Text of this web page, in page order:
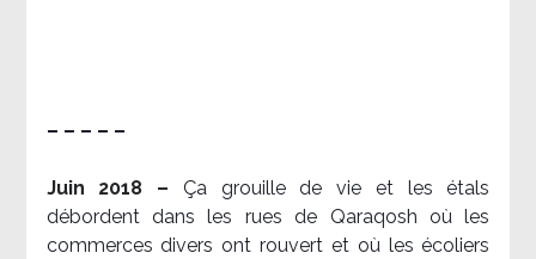
– – – – –
Juin 2018 – Ça grouille de vie et les étals
débordent dans les rues de Qaraqosh où les
commerces divers ont rouvert et où les écoliers